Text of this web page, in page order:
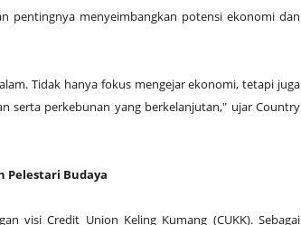
pentingnya menyeimbangkan potensi ekonomi dan
Tidak hanya fokus mengejar ekonomi, tetapi juga
serta perkebunan yang berkelanjutan," ujar Country
Pelestari Budaya
visi Credit Union Keling Kumang (CUKK). Sebagai